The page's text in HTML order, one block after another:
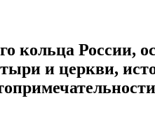
кольца России,
и церкви,